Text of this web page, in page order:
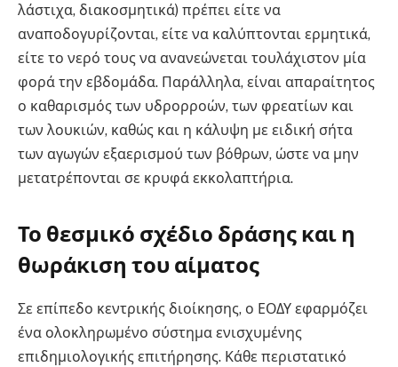
λάστιχα, διακοσμητικά) πρέπει είτε να
αναποδογυρίζονται, είτε να καλύπτονται ερμητικά,
είτε το νερό τους να ανανεώνεται τουλάχιστον μία
φορά την εβδομάδα. Παράλληλα, είναι απαραίτητος
ο καθαρισμός των υδρορροών, των φρεατίων και
των λουκιών, καθώς και η κάλυψη με ειδική σήτα
των αγωγών εξαερισμού των βόθρων, ώστε να μην
μετατρέπονται σε κρυφά εκκολαπτήρια.
Το θεσμικό σχέδιο δράσης και η
θωράκιση του αίματος
Σε επίπεδο κεντρικής διοίκησης, ο ΕΟΔΥ εφαρμόζει
ένα ολοκληρωμένο σύστημα ενισχυμένης
επιδημιολογικής επιτήρησης. Κάθε περιστατικό